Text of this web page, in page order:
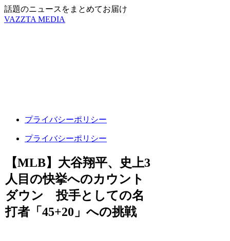
話題のニュースをまとめてお届け
VAZZTA MEDIA
プライバシーポリシー
プライバシーポリシー
【MLB】大谷翔平、史上3
人目の快挙へのカウント
ダウン 投手としての名
打者「45+20」への挑戦